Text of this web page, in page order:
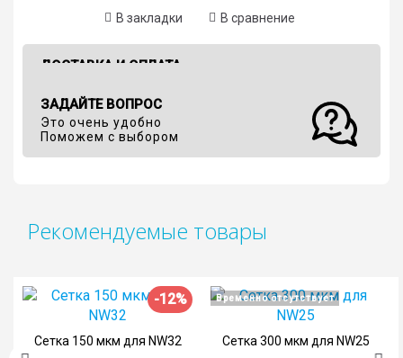
В закладки В сравнение
ДОСТАВКА И ОПЛАТА
ЗАДАЙТЕ ВОПРОС
Это очень удобно
Поможем с выбором
Рекомендуемые товары
-12%
Сетка 150 мкм для NW32
Временно отсутствует
Сетка 300 мкм для NW25